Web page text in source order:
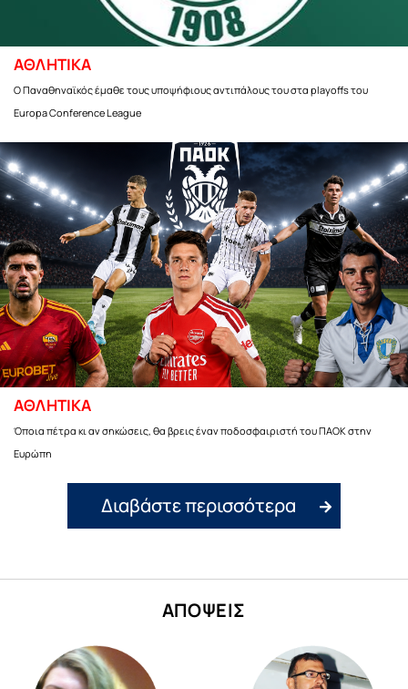
ΑΘΛΗΤΙΚΑ
Ο Παναθηναϊκός έμαθε τους υποψήφιους αντιπάλους του στα playoffs του
Europa Conference League
ΑΘΛΗΤΙΚΑ
Όποια πέτρα κι αν σηκώσεις, θα βρεις έναν ποδοσφαιριστή του ΠΑΟΚ στην
Ευρώπη
Διαβάστε περισσότερα
ΑΠΟΨΕΙΣ